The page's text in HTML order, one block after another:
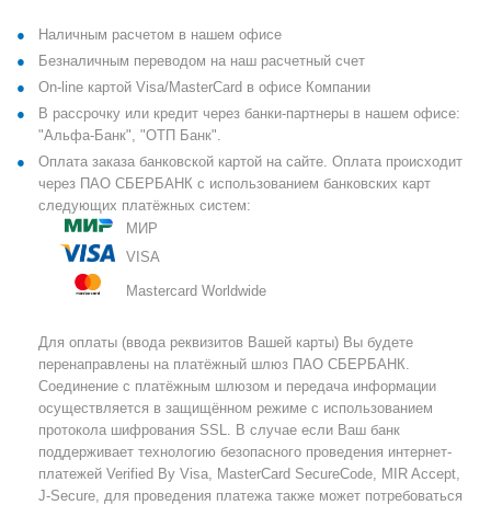
Наличным расчетом в нашем офисе
Безналичным переводом на наш расчетный счет
On-line картой Visa/MasterCard в офисе Компании
В рассрочку или кредит через банки-партнеры в нашем офисе:
"Альфа-Банк", "ОТП Банк".
Оплата заказа банковской картой на сайте. Оплата происходит
через ПАО СБЕРБАНК с использованием банковских карт
следующих платёжных систем:
МИР
VISA
Mastercard Worldwide
Для оплаты (ввода реквизитов Вашей карты) Вы будете
перенаправлены на платёжный шлюз ПАО СБЕРБАНК.
Соединение с платёжным шлюзом и передача информации
осуществляется в защищённом режиме с использованием
протокола шифрования SSL. В случае если Ваш банк
поддерживает технологию безопасного проведения интернет-
платежей Verified By Visa, MasterCard SecureCode, MIR Accept,
J-Secure, для проведения платежа также может потребоваться